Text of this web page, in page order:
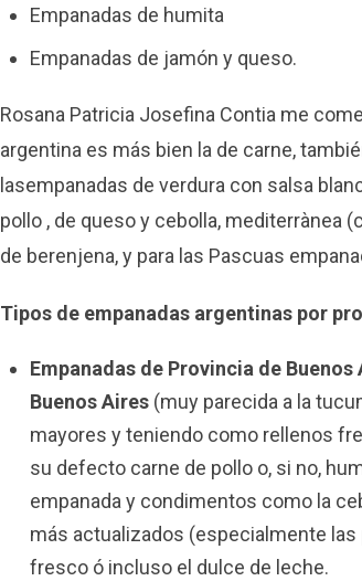
Empanadas de humita
Empanadas de jamón y queso.
Rosana Patricia Josefina Contia me
argentina es más bien la de carne,
lasempanadas de verdura con salsa
pollo , de queso y cebolla, mediterrànea
de berenjena, y para las Pascuas
Tipos de empanadas argentinas por
Empanadas de Provincia de
Buenos Aires(muy parecida a la
mayores y teniendo como rellenos
su defecto carne de pollo o, si no,
empanada y condimentos como la
más actualizados (especialmente
fresco ó incluso el dulce de leche.